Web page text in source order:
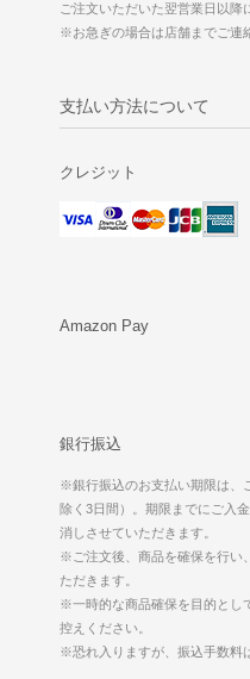
ご注文いただいた翌営業日以降
※お急ぎの場合は店舗までご連
支払い方法について
クレジット
Amazon Pay
銀行振込
※銀行振込のお支払い期限は、
除く3日間）。期限までにご入
消しさせていただきます。
※ご注文後、商品を確保を行い
ただきます。
※一時的な商品確保を目的とし
控えください。
※恐れ入りますが、振込手数料